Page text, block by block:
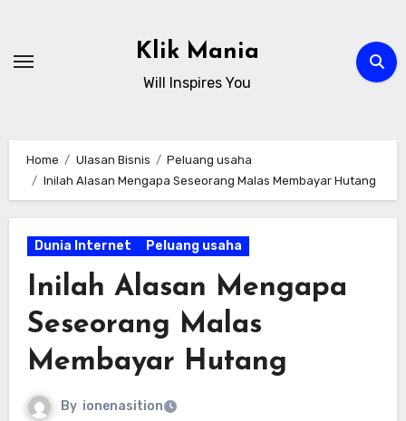
content
Klik Mania
Will Inspires You
Home Ulasan Bisnis
Peluang usaha
Inilah Alasan Mengapa Seseorang Malas Membayar Hutang
Dunia Internet Peluang usaha
Inilah Alasan Mengapa
Seseorang Malas
Membayar Hutang
By ionenasition